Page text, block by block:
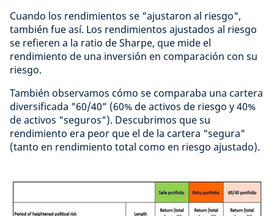
Cuando los rendimientos se "ajustaron al riesgo",
también fue así. Los rendimientos ajustados al riesgo
se refieren a la ratio de Sharpe, que mide el
rendimiento de una inversión en comparación con su
riesgo.
También observamos cómo se comparaba una cartera
diversificada "60/40" (60% de activos de riesgo y 40%
de activos "seguros"). Descubrimos que su
rendimiento era peor que el de la cartera "segura"
(tanto en rendimiento total como en riesgo ajustado).